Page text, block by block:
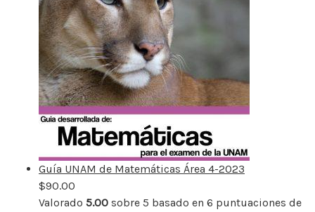
Guía UNAM de Matemáticas Área 4-2023
$90.00
Valorado 5.00 sobre 5 basado en 6 puntuaciones de